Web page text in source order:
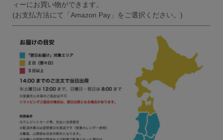
ィーにお買い物ができます。
(お支払方法にて「Amazon Pay」をご選択ください。)